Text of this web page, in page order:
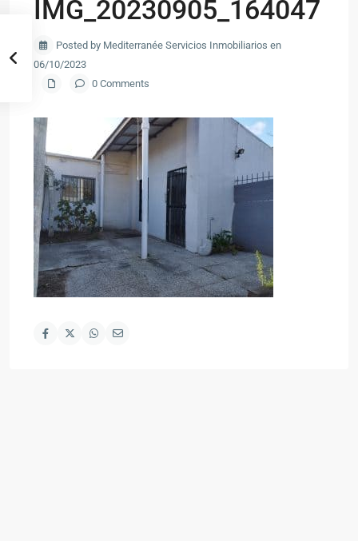
IMG_20230905_164047
Posted by Mediterranée Servicios Inmobiliarios en
06/10/2023
0 Comments